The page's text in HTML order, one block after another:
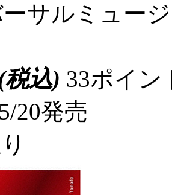
サルミュー
税込) 33ポイ
20発売